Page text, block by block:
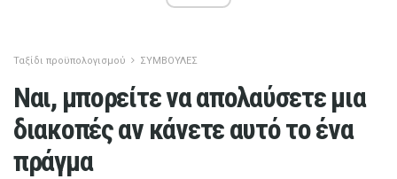
Ταξίδι προϋπολογισμού ΣΥΜΒΟΥΛΕΣ
Ναι, μπορείτε να απολαύσετε μια
διακοπές αν κάνετε αυτό το ένα
πράγμα